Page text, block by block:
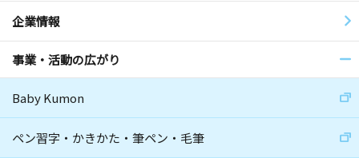
企業情報
事業・活動の広がり
Baby Kumon
ペン習字・かきかた・筆ペン・毛筆